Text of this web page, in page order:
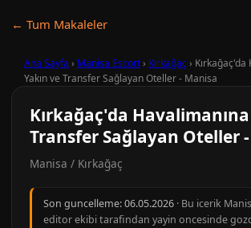
← Tum Makaleler
Ana Sayfa › Manisa Escort› Kırkağaç› Kırkağaç'da
Yakın ve Transfer Sağlayan Oteller - Manisa
Kırkağaç'da Havalimanına
Transfer Sağlayan Oteller
Manisa / Kırkağaç
Son guncelleme:06.05.2026 · Bu icerik
editor ekibi tarafindan yayin oncesinde